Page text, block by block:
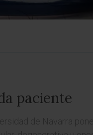
paciente